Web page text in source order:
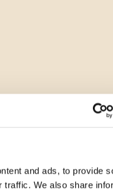
and ads, to provide
traffic. We also share